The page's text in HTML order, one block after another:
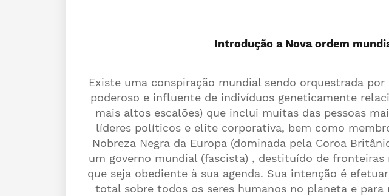
Introdução a Nova ordem
Existe uma conspiração mundial sendo orquestrada
poderoso e influente de indivíduos geneticamente
mais altos escalões) que inclui muitas das pessoas
líderes políticos e elite corporativa, bem como
Nobreza Negra da Europa (dominada pela Coroa
um governo mundial (fascista) , destituído de fronteiras
que seja obediente à sua agenda. Sua intenção é
total sobre todos os seres humanos no planeta e